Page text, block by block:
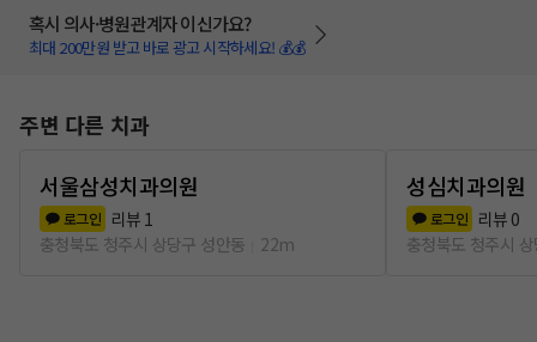
혹시 의사·병원관계자 이신가요?
최대 200만원 받고 바로 광고 시작하세요! 💰💰
주변 다른 치과
서울삼성치과의원
로그인 리뷰 1
충청북도 청주시 상당구 성안동
22m
성심치과의원
로그인 리뷰 0
충청북도 청주시